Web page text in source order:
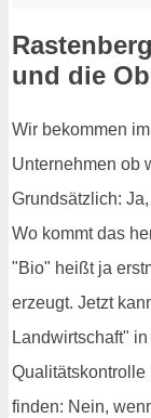
und die
Wir bekommen
Unternehmen ob
Grundsätzlich:
Wo kommt das
"Bio" heißt ja
erzeugt. Jetzt
Landwirtschaft"
Qualitätskontrolle
finden: Nein,